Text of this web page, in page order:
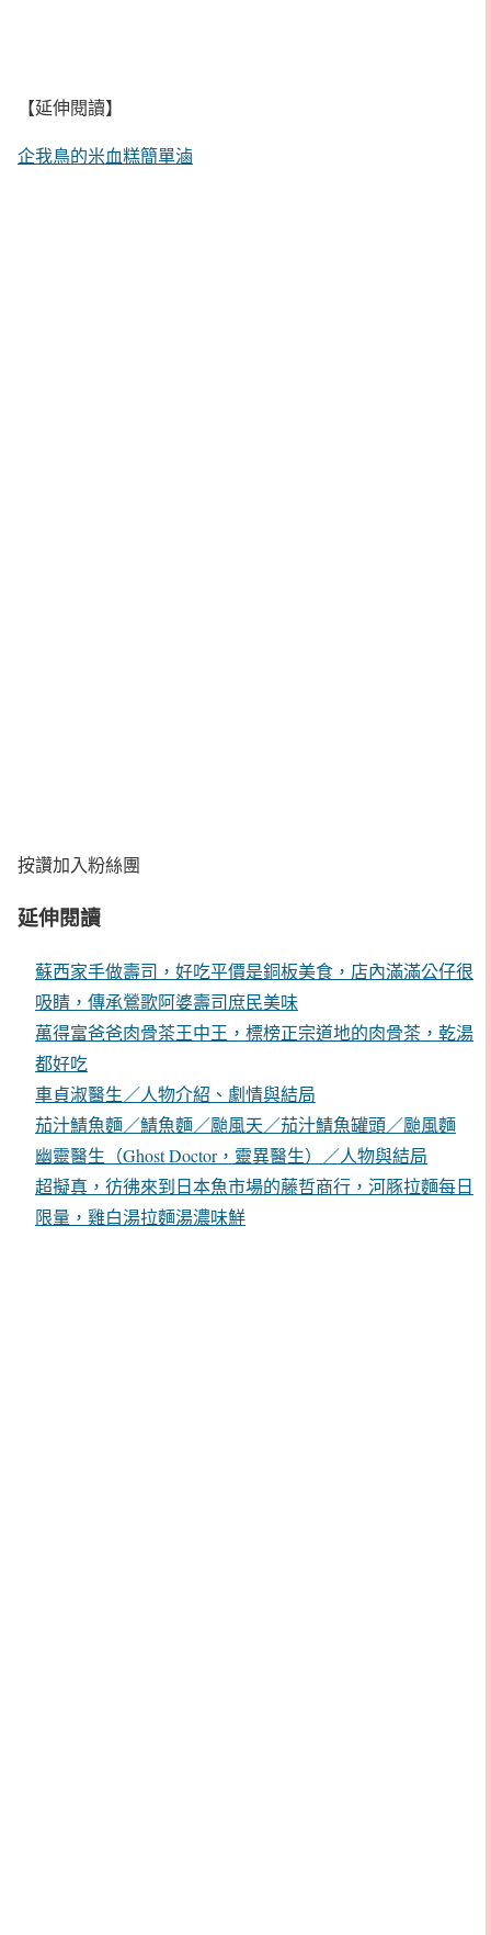
【延伸閱讀】
企我鳥的米血糕簡單滷
按讚加入粉絲團
延伸閱讀
蘇西家手做壽司，好吃平價是銅板美食，店內滿滿公仔很
吸睛，傳承鶯歌阿婆壽司庶民美味
萬得富爸爸肉骨茶王中王，標榜正宗道地的肉骨茶，乾湯
都好吃
車貞淑醫生／人物介紹、劇情與結局
茄汁鯖魚麵／鯖魚麵／颱風天／茄汁鯖魚罐頭／颱風麵
幽靈醫生（Ghost Doctor，靈異醫生）／人物與結局
超擬真，彷彿來到日本魚市場的藤哲商行，河豚拉麵每日
限量，雞白湯拉麵湯濃味鮮